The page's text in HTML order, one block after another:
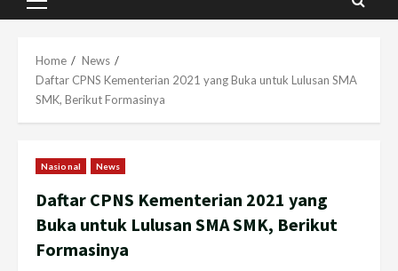
Primary
Home
News
Daftar CPNS Kementerian 2021 yang Buka untuk Lulusan SMA
SMK, Berikut Formasinya
Nasional News
Daftar CPNS Kementerian 2021 yang
Buka untuk Lulusan SMA SMK, Berikut
Formasinya